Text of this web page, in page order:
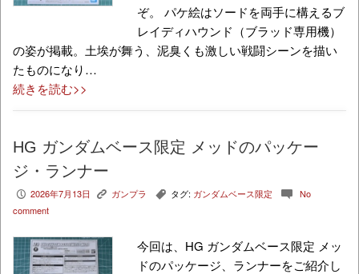
ぞ。 パケ絵はソードを両手に構えるブ
レイディハウンド（ブラッド専用機）
の姿が掲載。土埃が舞う、泥臭くも激しい戦闘シーンを描い
たものになり…
続きを読む>>
HG ガンダムベース限定 メッドのパッケー
ジ・ランナー
P 2026年7月13日 K ガンプラ , タグ: ガンダムベース限定 c No
comment
今回は、HG ガンダムベース限定 メッ
ドのパッケージ、ランナーをご紹介し